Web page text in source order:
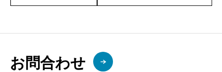
お問合わせ